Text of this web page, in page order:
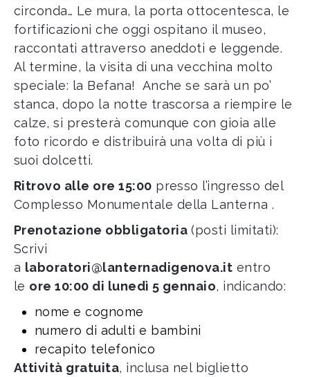
circonda… Le mura, la porta ottocentesca, le
fortificazioni che oggi ospitano il museo,
raccontati attraverso aneddoti e leggende.
Al termine, la visita di una vecchina molto
speciale: la Befana! Anche se sarà un po’
stanca, dopo la notte trascorsa a riempire le
calze, si presterà comunque con gioia alle
foto ricordo e distribuirà una volta di più i
suoi dolcetti.
Ritrovo alle ore 15:00 presso l’ingresso del
Complesso Monumentale della Lanterna .
Prenotazione obbligatoria (posti limitati):
Scrivi
a laboratori@lanternadigenova.it entro
le ore 10:00 di lunedì 5 gennaio, indicando:
nome e cognome
numero di adulti e bambini
recapito telefonico
Attività gratuita, inclusa nel biglietto